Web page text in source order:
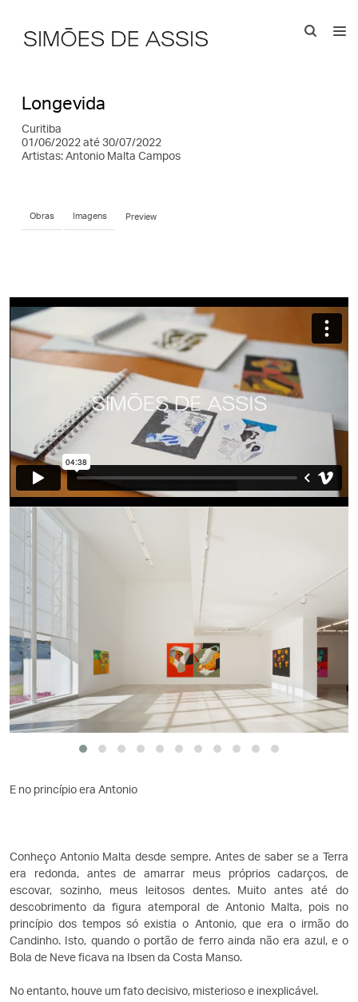
Longevida
Curitiba
01/06/2022 até 30/07/2022
Artistas:Antonio Malta Campos
Obras Imagens Preview
E no princípio era Antonio
Conheço Antonio Malta desde sempre. Antes de saber se a Terra
era redonda, antes de amarrar meus próprios cadarços, de
escovar, sozinho, meus leitosos dentes. Muito antes até do
descobrimento da figura atemporal de Antonio Malta, pois no
princípio dos tempos só existia o Antonio, que era o irmão do
Candinho. Isto, quando o portão de ferro ainda não era azul, e o
Bola de Neve ficava na Ibsen da Costa Manso.
No entanto, houve um fato decisivo, misterioso e inexplicável.